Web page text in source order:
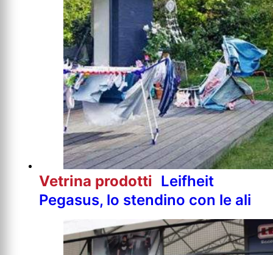
Vetrina prodotti Leifheit
Pegasus, lo stendino con le ali